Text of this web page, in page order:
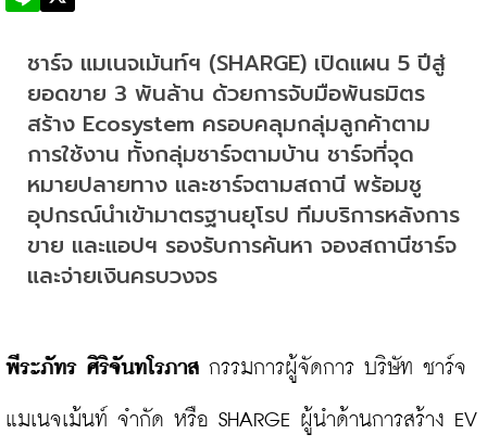
ชาร์จ แมเนจเม้นท์ฯ (SHARGE) เปิดแผน 5 ปีสู่
ยอดขาย 3 พันล้าน ด้วยการจับมือพันธมิตร
สร้าง Ecosystem ครอบคลุมกลุ่มลูกค้าตาม
การใช้งาน ทั้งกลุ่มชาร์จตามบ้าน ชาร์จที่จุด
หมายปลายทาง และชาร์จตามสถานี พร้อมชู
อุปกรณ์นำเข้ามาตรฐานยุโรป ทีมบริการหลังการ
ขาย และแอปฯ รองรับการค้นหา จองสถานีชาร์จ
และจ่ายเงินครบวงจร
พีระภัทร ศิริจันทโรภาส กรรมการผู้จัดการ บริษัท ชาร์จ
แมเนจเม้นท์ จำกัด หรือ SHARGE ผู้นำด้านการสร้าง EV